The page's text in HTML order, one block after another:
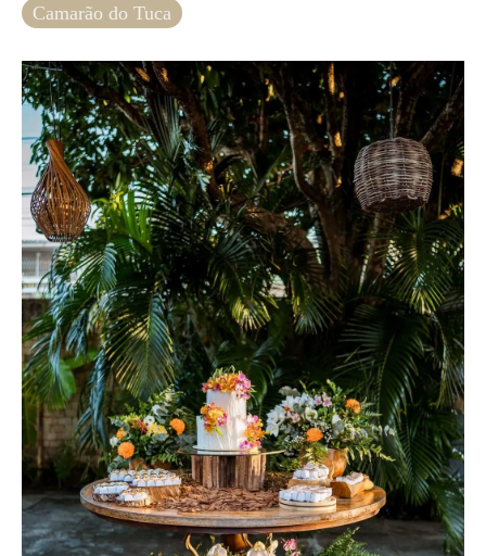
Camarão do Tuca